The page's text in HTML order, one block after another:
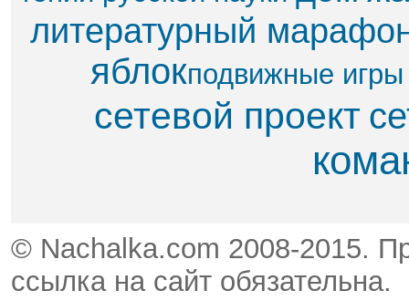
литературный
яблок​подвижные игры
сетевой проект
© Nachalka.com 2008-2015.
ссылка на сайт обязательна.